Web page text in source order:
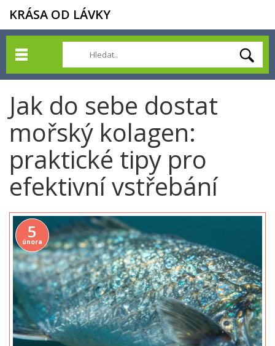
KRÁSA OD LÁVKY
Jak do sebe dostat
mořský kolagen:
praktické tipy pro
efektivní vstřebání
5
února